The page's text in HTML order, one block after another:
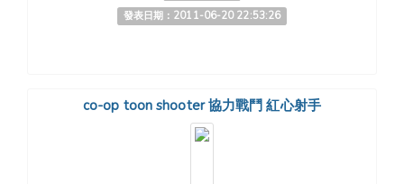
發表日期：2011-06-20 22:53:26
co-op toon shooter 協力戰鬥 紅心射手